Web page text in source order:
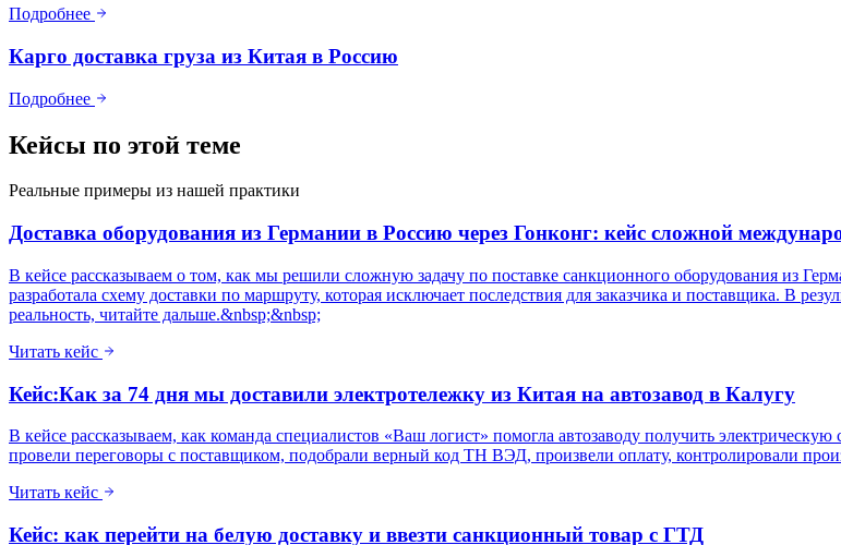
Подробнее
Карго доставка груза из Китая в Россию
Подробнее
Кейсы по этой теме
Реальные примеры из нашей практики
Доставка оборудования из Германии в Россию через Гонконг: кейс сложной
В кейсе рассказываем о том, как мы решили сложную задачу по поставке санкционного оборудования из
разработала схему доставки по маршруту, которая исключает последствия для заказчика и поставщика. В
реальность, читайте дальше.&nbsp;&nbsp;
Читать кейс
Кейс:Как за 74 дня мы доставили электротележку из Китая на автозавод в Калугу
В кейсе рассказываем, как команда специалистов «Ваш логист» помогла автозаводу получить
провели переговоры с поставщиком, подобрали верный код ТН ВЭД, произвели оплату, контролировали
Читать кейс
Кейс: как перейти на белую доставку и ввезти санкционный товар с ГТД